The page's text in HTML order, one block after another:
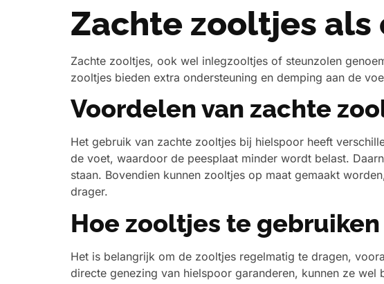
Zachte zooltjes
Zachte zooltjes, ook wel inlegzooltjes of steunzolen
zooltjes bieden extra ondersteuning en demping aan de
Voordelen van zachte
Het gebruik van zachte zooltjes bij hielspoor heeft
de voet, waardoor de peesplaat minder wordt belast.
staan. Bovendien kunnen zooltjes op maat gemaakt
drager.
Hoe zooltjes te gebruiken
Het is belangrijk om de zooltjes regelmatig te dragen,
directe genezing van hielspoor garanderen, kunnen ze